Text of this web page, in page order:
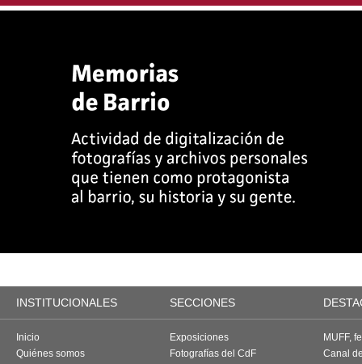
INSTITUCIONALES SECCIONES
Inicio
Quiénes somos
Exposiciones
Fotografías del CdF
MUFF,
Canal